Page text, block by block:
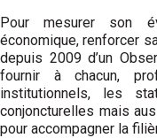
Pour mesurer son
économique, renforcer
depuis 2009 d’un
fournir à chacun,
institutionnels, les
conjoncturelles mais
pour accompagner la